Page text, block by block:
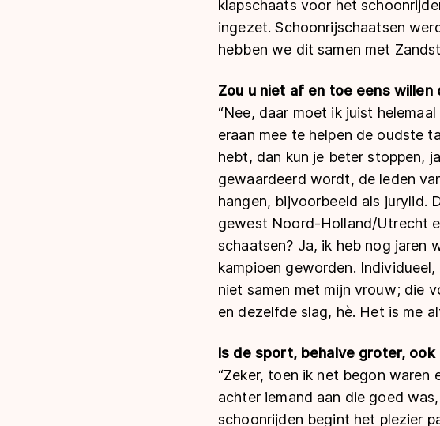
klapschaats voor het
ingezet. Schoonrijschaatsen
hebben we dit samen met
Zou u niet af en toe eens
“Nee, daar moet ik juist
eraan mee te helpen de oudste
hebt, dan kun je beter stoppen,
gewaardeerd wordt, de leden
hangen, bijvoorbeeld als jurylid.
gewest Noord-Holland/Utrecht
schaatsen? Ja, ik heb nog jaren
kampioen geworden.
niet samen met mijn vrouw; die
en dezelfde slag, hè. Het is me
Is de sport, behalve groter,
“Zeker, toen ik net begon waren
achter iemand aan die goed
schoonrijden begint het plezier